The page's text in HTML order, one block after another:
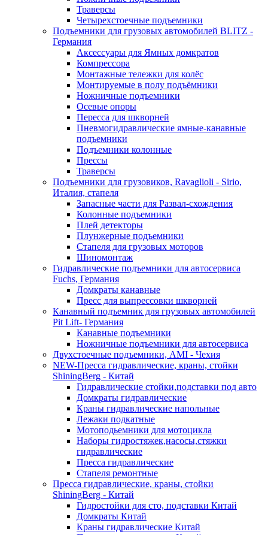
Траверсы
Четырехстоечные подъемники
Подъемники для грузовых автомобилей BLITZ -
Германия
Аксессуары для Ямных домкратов
Компрессора
Монтажные тележки для колёс
Монтируемые в полу подъёмники
Ножничные подъемники
Осевые опоры
Пересса для шкворней
Пневмогидравлические ямные-канавные
подъемники
Подъемники колонные
Прессы
Траверсы
Подъемники для грузовиков, Ravaglioli - Sirio,
Италия, стапеля
Запасные части для Развал-схождения
Колонные подъемники
Плей детекторы
Плунжерные подъемники
Стапеля для грузовых моторов
Шиномонтаж
Гидравлические подъемники для автосервиса
Fuchs, Германия
Домкраты канавные
Пресс для выпрессовки шкворней
Канавный подъемник для грузовых автомобилей
Pit Lift- Германия
Канавные подъемники
Ножничные подъемники для автосервиса
Двухстоечные подъемники, АМІ - Чехия
NEW-Пресса гидравлические, краны, стойки
ShiningBerg - Китай
Гидравлические стойки,подставки под авто
Домкраты гидравлические
Краны гидравлические напольные
Лежаки подкатные
Мотоподьемники для мотоцикла
Наборы гидростяжек,насосы,стяжки
гидравлические
Пресса гидравлические
Стапеля ремонтные
Пресса гидравлические, краны, стойки
ShiningBerg - Китай
Гидростойки для сто, подставки Китай
Домкраты Китай
Краны гидравлические Китай